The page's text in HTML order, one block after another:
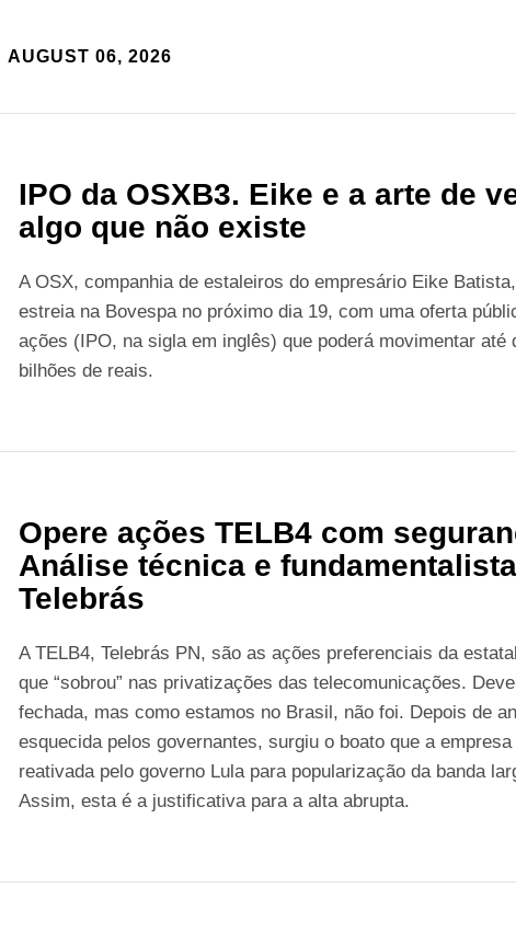
AUGUST 06, 2026
IPO da OSXB3. Eike e a arte de
algo que não existe
A OSX, companhia de estaleiros do empresário Eike
estreia na Bovespa no próximo dia 19, com uma oferta
ações (IPO, na sigla em inglês) que poderá movimentar até
bilhões de reais.
Opere ações TELB4 com
Análise técnica e
Telebrás
A TELB4, Telebrás PN, são as ações preferenciais da
que “sobrou” nas privatizações das telecomunicações.
fechada, mas como estamos no Brasil, não foi. Depois de
esquecida pelos governantes, surgiu o boato que a
reativada pelo governo Lula para popularização da banda
Assim, esta é a justificativa para a alta abrupta.